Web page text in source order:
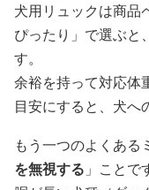
犬用リュックは商品
ぴったり」で選ぶと
す。
余裕を持って対応体
目安にすると、犬へ
もう一つのよくある
を無視する 」ことで